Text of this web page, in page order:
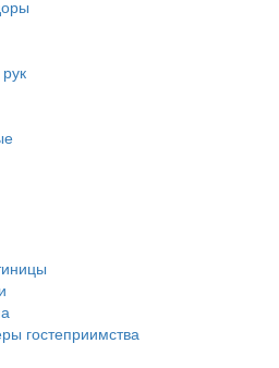
гостеприимства